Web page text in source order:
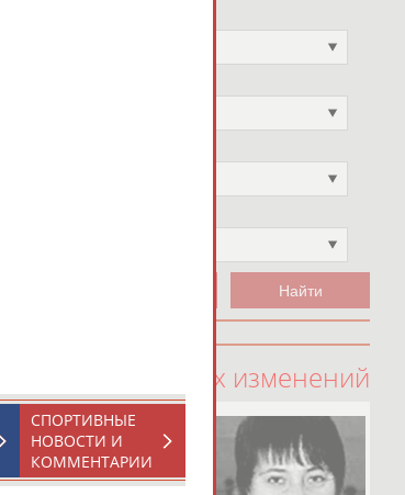
100 последних изменений
СПОРТИВНЫЕ
НОВОСТИ И
КОММЕНТАРИИ